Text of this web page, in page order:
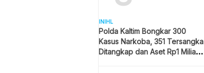
INIHL
Polda Kaltim Bongkar 300
Kasus Narkoba, 351 Tersangka
Ditangkap dan Aset Rp1 Miliar